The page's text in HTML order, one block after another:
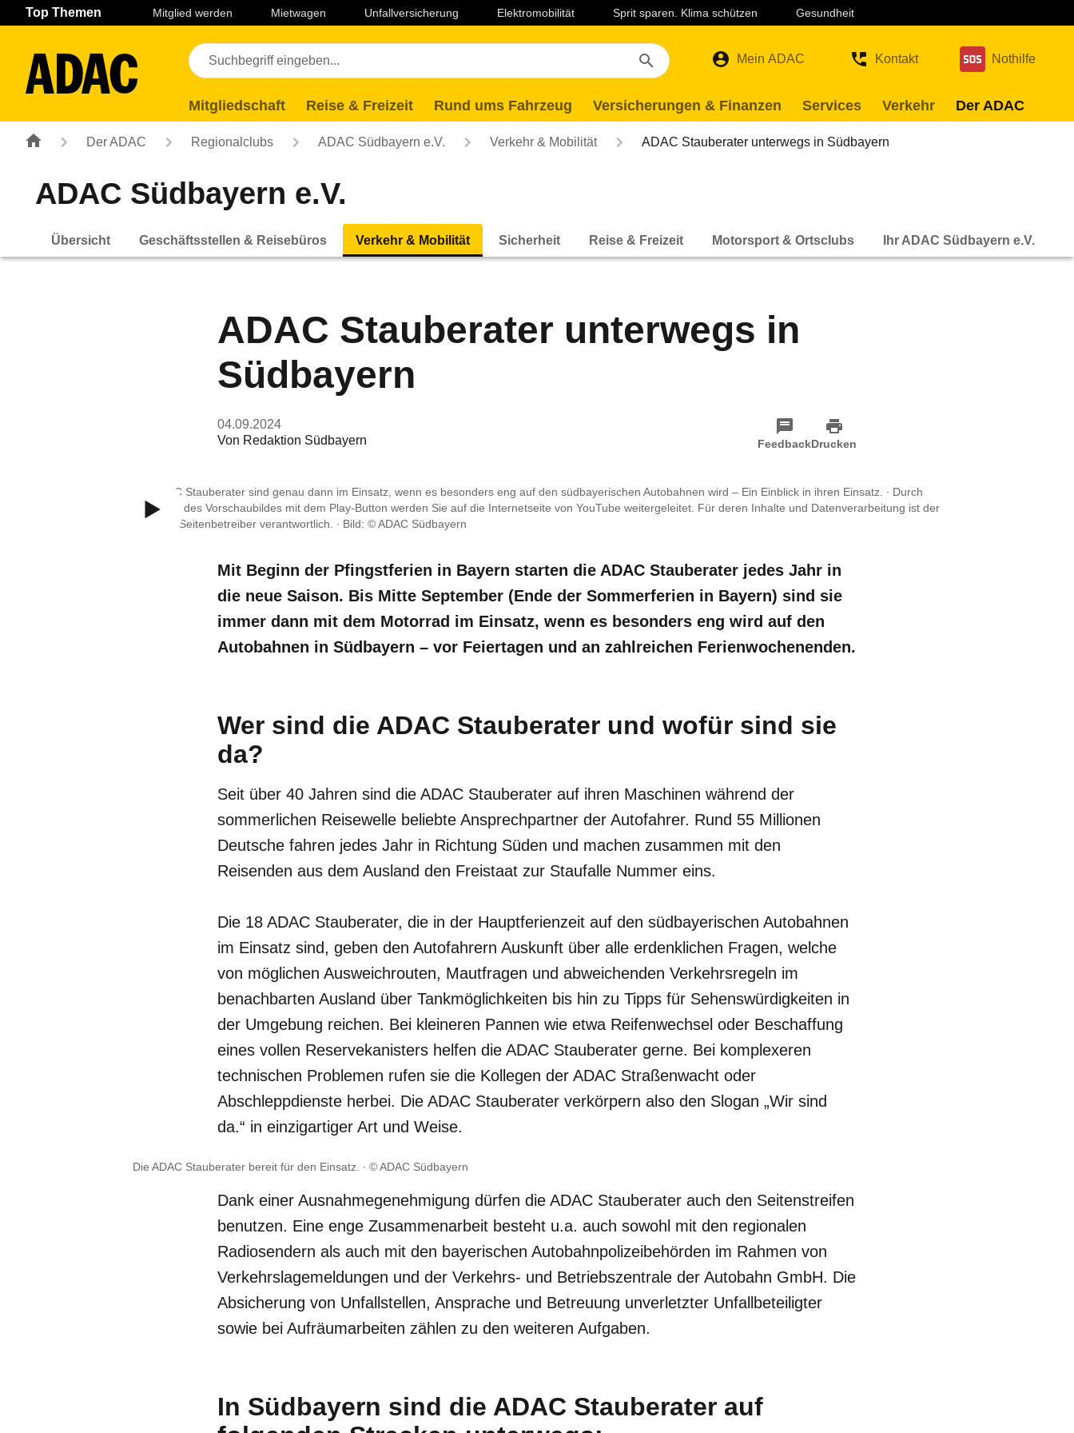
Navigation Seiteninhalt Fußzeile
Top Themen Mitglied werden Mietwagen Unfallversicherung Elektromobilität Sprit sparen. Klima schützen Gesundheit
Mein ADAC Kontakt Nothilfe
Mitgliedschaft Reise & Freizeit Rund ums Fahrzeug Versicherungen & Finanzen Services Verkehr Der ADAC
Der ADAC Regionalclubs ADAC Südbayern e.V. Verkehr & Mobilität ADAC Stauberater unterwegs in Südbayern
ADAC Südbayern e.V.
Übersicht Geschäftsstellen & Reisebüros Verkehr & Mobilität Sicherheit Reise & Freizeit Motorsport & Ortsclubs Ihr ADAC Südbayern e.V.
ADAC Stauberater unterwegs in
Südbayern
04.09.2024
Von Redaktion Südbayern FeedbackDrucken
Die ADAC Stauberater sind genau dann im Einsatz, wenn es besonders eng auf den südbayerischen Autobahnen wird – Ein Einblick in ihren Einsatz. ∙ Durch
Anklicken des Vorschaubildes mit dem Play-Button werden Sie auf die Internetseite von YouTube weitergeleitet. Für deren Inhalte und Datenverarbeitung ist der
jeweilige Seitenbetreiber verantwortlich. ∙ Bild: © ADAC Südbayern
Mit Beginn der Pfingstferien in Bayern starten die ADAC Stauberater jedes Jahr in
die neue Saison. Bis Mitte September (Ende der Sommerferien in Bayern) sind sie
immer dann mit dem Motorrad im Einsatz, wenn es besonders eng wird auf den
Autobahnen in Südbayern – vor Feiertagen und an zahlreichen Ferienwochenenden.
Wer sind die ADAC Stauberater und wofür sind sie
da?
Seit über 40 Jahren sind die ADAC Stauberater auf ihren Maschinen während der
sommerlichen Reisewelle beliebte Ansprechpartner der Autofahrer. Rund 55 Millionen
Deutsche fahren jedes Jahr in Richtung Süden und machen zusammen mit den
Reisenden aus dem Ausland den Freistaat zur Staufalle Nummer eins.
Die 18 ADAC Stauberater, die in der Hauptferienzeit auf den südbayerischen Autobahnen
im Einsatz sind, geben den Autofahrern Auskunft über alle erdenklichen Fragen, welche
von möglichen Ausweichrouten, Mautfragen und abweichenden Verkehrsregeln im
benachbarten Ausland über Tankmöglichkeiten bis hin zu Tipps für Sehenswürdigkeiten in
der Umgebung reichen. Bei kleineren Pannen wie etwa Reifenwechsel oder Beschaffung
eines vollen Reservekanisters helfen die ADAC Stauberater gerne. Bei komplexeren
technischen Problemen rufen sie die Kollegen der ADAC Straßenwacht oder
Abschleppdienste herbei. Die ADAC Stauberater verkörpern also den Slogan „Wir sind
da.“ in einzigartiger Art und Weise.
Die ADAC Stauberater bereit für den Einsatz. © ADAC Südbayern
Dank einer Ausnahmegenehmigung dürfen die ADAC Stauberater auch den Seitenstreifen
benutzen. Eine enge Zusammenarbeit besteht u.a. auch sowohl mit den regionalen
Radiosendern als auch mit den bayerischen Autobahnpolizeibehörden im Rahmen von
Verkehrslagemeldungen und der Verkehrs- und Betriebszentrale der Autobahn GmbH. Die
Absicherung von Unfallstellen, Ansprache und Betreuung unverletzter Unfallbeteiligter
sowie bei Aufräumarbeiten zählen zu den weiteren Aufgaben.
In Südbayern sind die ADAC Stauberater auf